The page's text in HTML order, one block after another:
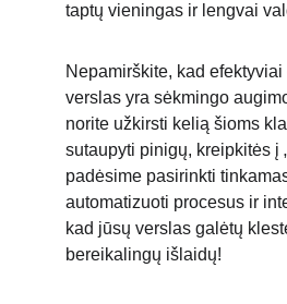
taptų vieningas ir lengvai
Nepamirškite, kad
verslas yra sėkmingo
norite užkirsti kelią šioms
sutaupyti pinigų, kreipkitės į
padėsime pasirinkti
automatizuoti procesus ir
kad jūsų verslas galėtų
bereikalingų išlaidų!